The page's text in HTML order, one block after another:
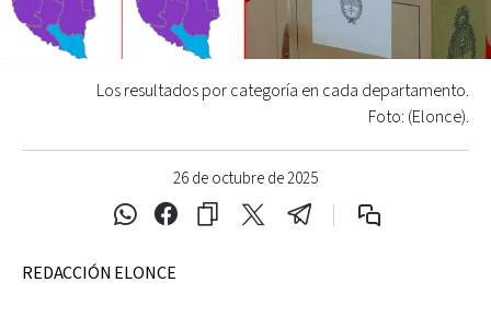
26 de octubre de 2025
Los resultados por categoría en cada departamento.
Foto: (Elonce).
REDACCIÓN ELONCE